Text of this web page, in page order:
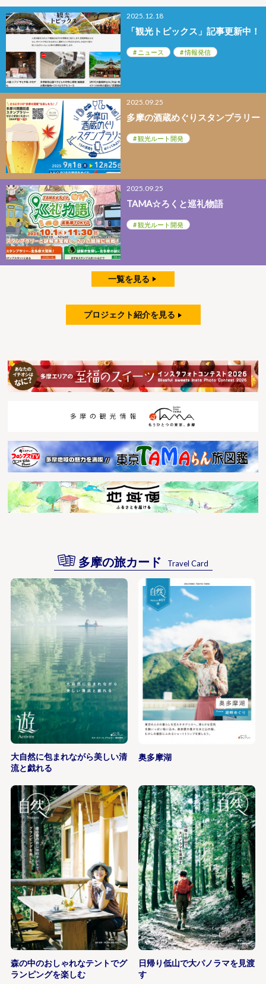
2025.12.18
「観光トピックス」記事更新中！
ニュース 情報発信
2025.09.25
多摩の酒蔵めぐりスタンプラリー
観光ルート開発
2025.09.25
TAMA☆ろくと巡礼物語
観光ルート開発
一覧を見る
プロジェクト紹介を見る
多摩の旅カード Travel Card
大自然に包まれながら美しい清
流と戯れる
奥多摩湖
森の中のおしゃれなテントでグ
ランピングを楽しむ
日帰り低山で大パノラマを見渡
す